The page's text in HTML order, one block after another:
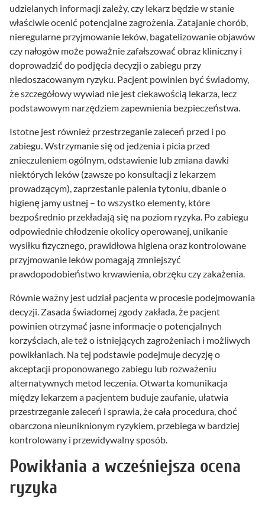
udzielanych informacji zależy, czy lekarz będzie w stanie
właściwie ocenić potencjalne zagrożenia. Zatajanie chorób,
nieregularne przyjmowanie leków, bagatelizowanie objawów
czy nałogów może poważnie zafałszować obraz kliniczny i
doprowadzić do podjęcia decyzji o zabiegu przy
niedoszacowanym ryzyku. Pacjent powinien być świadomy,
że szczegółowy wywiad nie jest ciekawością lekarza, lecz
podstawowym narzędziem zapewnienia bezpieczeństwa.
Istotne jest również przestrzeganie zaleceń przed i po
zabiegu. Wstrzymanie się od jedzenia i picia przed
znieczuleniem ogólnym, odstawienie lub zmiana dawki
niektórych leków (zawsze po konsultacji z lekarzem
prowadzącym), zaprzestanie palenia tytoniu, dbanie o
higienę jamy ustnej – to wszystko elementy, które
bezpośrednio przekładają się na poziom ryzyka. Po zabiegu
odpowiednie chłodzenie okolicy operowanej, unikanie
wysiłku fizycznego, prawidłowa higiena oraz kontrolowane
przyjmowanie leków pomagają zmniejszyć
prawdopodobieństwo krwawienia, obrzęku czy zakażenia.
Równie ważny jest udział pacjenta w procesie podejmowania
decyzji. Zasada świadomej zgody zakłada, że pacjent
powinien otrzymać jasne informacje o potencjalnych
korzyściach, ale też o istniejących zagrożeniach i możliwych
powikłaniach. Na tej podstawie podejmuje decyzję o
akceptacji proponowanego zabiegu lub rozważeniu
alternatywnych metod leczenia. Otwarta komunikacja
między lekarzem a pacjentem buduje zaufanie, ułatwia
przestrzeganie zaleceń i sprawia, że cała procedura, choć
obarczona nieuniknionym ryzykiem, przebiega w bardziej
kontrolowany i przewidywalny sposób.
Powikłania a wcześniejsza ocena
ryzyka